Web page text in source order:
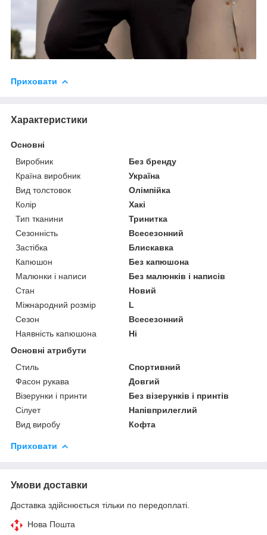
Приховати
Характеристики
Основні
Виробник
Без бренду
Країна виробник
Україна
Вид толстовок
Олімпійка
Колір
Хакі
Тип тканини
Тринитка
Сезонність
Всесезонний
Застібка
Блискавка
Капюшон
Без капюшона
Малюнки і написи
Без малюнків і написів
Стан
Новий
Міжнародний розмір
L
Сезон
Всесезонний
Наявність капюшона
Ні
Основні атрибути
Стиль
Спортивний
Фасон рукава
Довгий
Візерунки і принти
Без візерунків і принтів
Сілует
Напівприлеглий
Вид виробу
Кофта
Приховати
Умови доставки
Доставка здійснюється тільки по передоплаті.
Нова Пошта